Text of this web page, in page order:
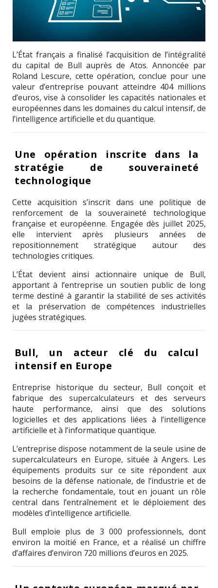
L’État français a finalisé l’acquisition de l’intégralité
du capital de Bull auprès de Atos. Annoncée par
Roland Lescure, cette opération, conclue pour une
valeur d’entreprise pouvant atteindre 404 millions
d’euros, vise à consolider les capacités nationales et
européennes dans les domaines du calcul intensif, de
l’intelligence artificielle et du quantique.
Une opération inscrite dans la
stratégie de souveraineté
technologique
Cette acquisition s’inscrit dans une politique de
renforcement de la souveraineté technologique
française et européenne. Engagée dès juillet 2025,
elle intervient après plusieurs années de
repositionnement stratégique autour des
technologies critiques.
L’État devient ainsi actionnaire unique de Bull,
apportant à l’entreprise un soutien public de long
terme destiné à garantir la stabilité de ses activités
et la préservation de compétences industrielles
jugées stratégiques.
Bull, un acteur clé du calcul
intensif en Europe
Entreprise historique du secteur, Bull conçoit et
fabrique des supercalculateurs et des serveurs
haute performance, ainsi que des solutions
logicielles et des applications liées à l’intelligence
artificielle et à l’informatique quantique.
L’entreprise dispose notamment de la seule usine de
supercalculateurs en Europe, située à Angers. Les
équipements produits sur ce site répondent aux
besoins de la défense nationale, de l’industrie et de
la recherche fondamentale, tout en jouant un rôle
central dans l’entraînement et le déploiement des
modèles d’intelligence artificielle.
Bull emploie plus de 3 000 professionnels, dont
environ la moitié en France, et a réalisé un chiffre
d’affaires d’environ 720 millions d’euros en 2025.